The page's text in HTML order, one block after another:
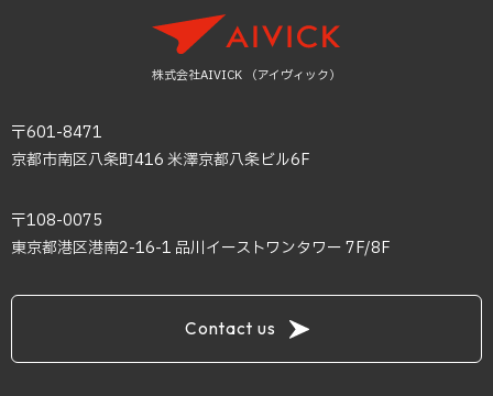
株式会社AIVICK （アイヴィック）
〒601-8471
京都市南区八条町416 米澤京都八条ビル6F
〒108-0075
東京都港区港南2-16-1 品川イーストワンタワー 7F/8F
Contact us